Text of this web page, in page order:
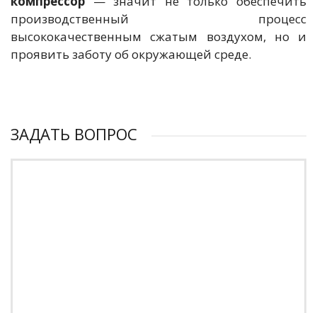
производственный процесс
высококачественным сжатым воздухом, но и
проявить заботу об окружающей среде.
ЗАДАТЬ ВОПРОС